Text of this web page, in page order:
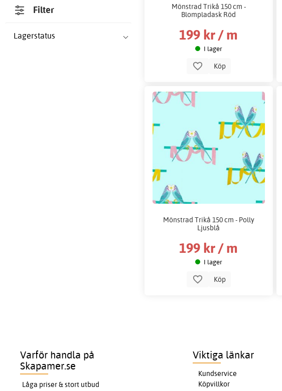
Filter
Lagerstatus
Mönstrad Trikå 150 cm -
Blompladask Röd
199 kr / m
I lager
Köp
Mönstrad Trikå 150 cm - Polly
Ljusblå
199 kr / m
I lager
Köp
Varför handla på
Skapamer.se
Låga priser & stort utbud
Viktiga länkar
Kundservice
Köpvillkor